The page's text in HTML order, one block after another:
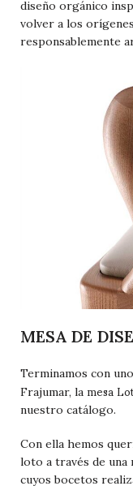
diseño orgánico
volver a los
responsablemente
MESA DE
Terminamos con
Frajumar, la mesa
nuestro catálogo.
Con ella hemos
loto a través de una
cuyos bocetos